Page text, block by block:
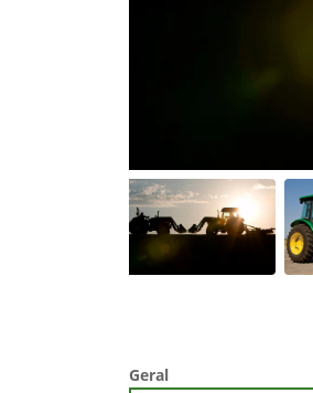
Geral